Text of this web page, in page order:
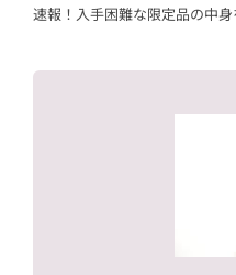
速報！入手困難な限定品の中